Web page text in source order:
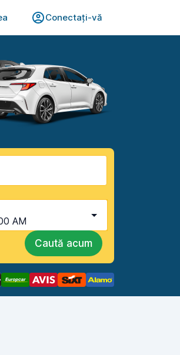
Conectați-vă
AM
Caută acum